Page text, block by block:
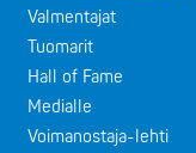
Valmentajat
Tuomarit
Hall of Fame
Medialle
Voimanostaja-lehti